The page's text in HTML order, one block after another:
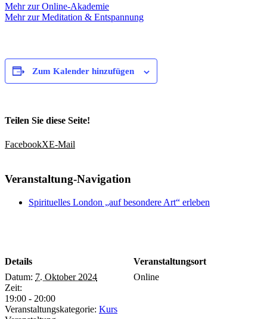
Mehr zur Online-Akademie
Mehr zur Meditation & Entspannung
Zum Kalender hinzufügen
Teilen Sie diese Seite!
FacebookXE-Mail
Veranstaltung-Navigation
Spirituelles London „auf besondere Art“ erleben
Details
Datum: 7. Oktober 2024
Zeit:
19:00 - 20:00
Veranstaltungskategorie: Kurs
Veranstaltungsort
Online